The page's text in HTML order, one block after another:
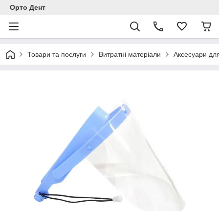
Орто Дент
Товари та послуги Витратні матеріали Аксесуари